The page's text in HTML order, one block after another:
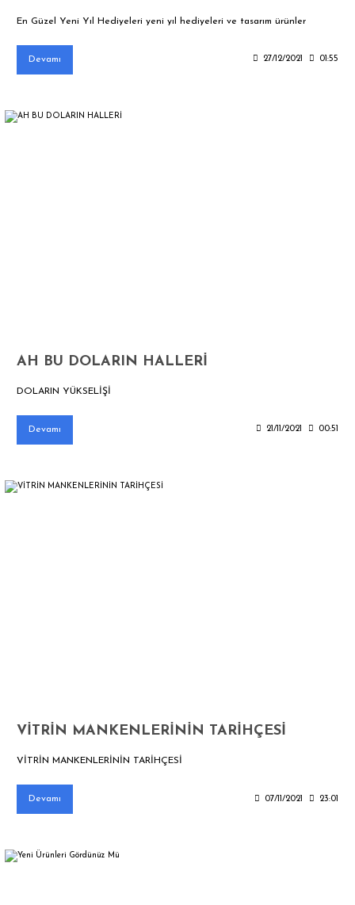
En Güzel Yeni Yıl Hediyeleri yeni yıl hediyeleri ve tasarım ürünler
Devamı 27/12/2021 01:55
AH BU DOLARIN HALLERİ
DOLARIN YÜKSELİŞİ
Devamı 21/11/2021 00:51
VİTRİN MANKENLERİNİN TARİHÇESİ
VİTRİN MANKENLERİNİN TARİHÇESİ
Devamı 07/11/2021 23:01